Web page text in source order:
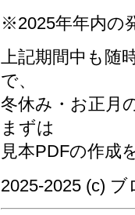
※2025年年内の
上記期間中も随
で、
冬休み・お正月
まずは
見本PDFの作成
2025-2025 (c) ブ